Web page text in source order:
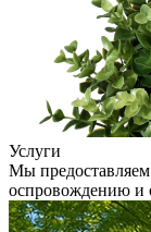
Услуги
Мы
оспровождению и